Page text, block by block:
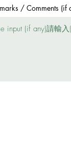
/ Comments